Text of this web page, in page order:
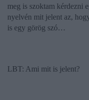
meg is szoktam kérdezni
nyelvén mit jelent az,
is egy görög szó…
LBT: Ami mit is jelent?